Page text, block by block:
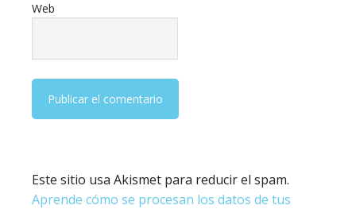
Web
Este sitio usa Akismet para reducir el spam.
Aprende cómo se procesan los datos de tus